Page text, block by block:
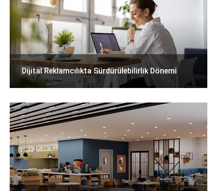
Dijital Reklamcılıkta Sürdürülebilirlik Dönemi